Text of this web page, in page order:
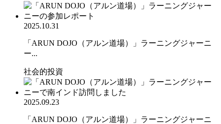
2025.10.31
「ARUN DOJO（アルン道場）」ラーニングジャーニ
ー...
社会的投資
2025.09.23
「ARUN DOJO（アルン道場）」ラーニングジャーニ